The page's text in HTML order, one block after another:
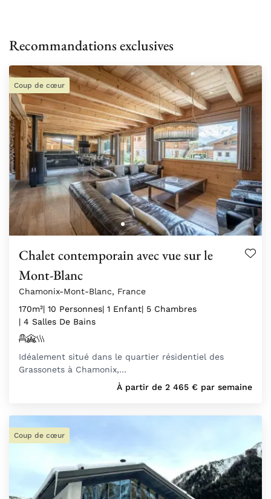
Recommandations exclusives
Coup de cœur
Chalet contemporain avec vue sur le
Mont-Blanc
Chamonix-Mont-Blanc, France
170m²| 10 Personnes| 1 Enfant| 5 Chambres
| 4 Salles De Bains
Idéalement situé dans le quartier résidentiel des
Grassonets à Chamonix,…
À partir de 2 465 € par semaine
Coup de cœur